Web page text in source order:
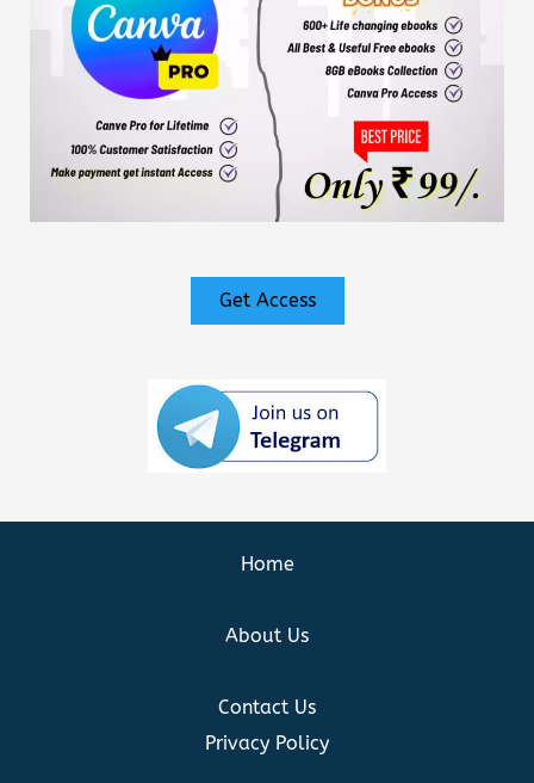
Get Access
Home
About Us
Contact Us
Privacy Policy